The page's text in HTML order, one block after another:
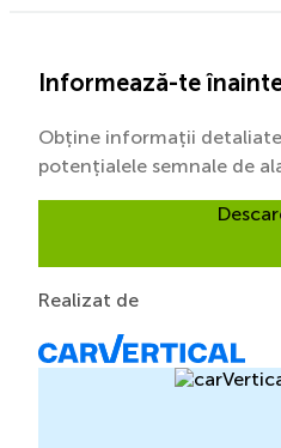
Informează-te
Obține informații
potențialele semnale de
Realizat de